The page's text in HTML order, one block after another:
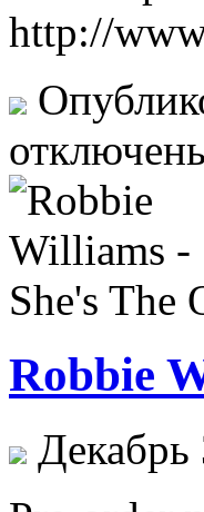
http://
Robbie
Декабрь